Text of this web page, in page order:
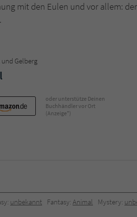
mit den Eulen und vor allem:
und Gelberg
oder unterstütze Deinen
Buchhändler vor Ort
(Anzeige*)
unbekannt Fantasy: Animal Mystery:
Zweck
Webseite mit
den